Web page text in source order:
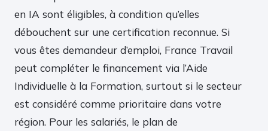
en IA sont éligibles, à condition qu’elles
débouchent sur une certification reconnue. Si
vous êtes demandeur d’emploi, France Travail
peut compléter le financement via l’Aide
Individuelle à la Formation, surtout si le secteur
est considéré comme prioritaire dans votre
région. Pour les salariés, le plan de